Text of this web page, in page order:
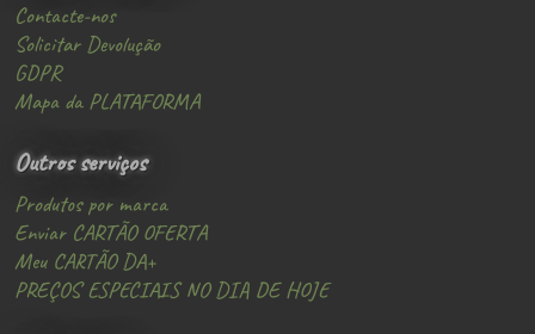
Contacte-nos
Solicitar Devolução
GDPR
Mapa da PLATAFORMA
Outros serviços
Produtos por marca
Enviar CARTÃO OFERTA
Meu CARTÃO DA+
PREÇOS ESPECIAIS NO DIA DE HOJE